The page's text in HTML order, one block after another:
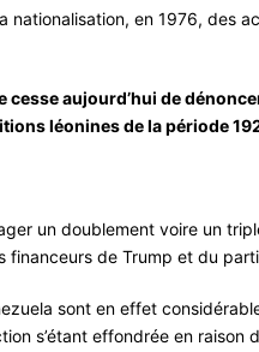
nationalisation, en 1976, des
cesse aujourd’hui de
léonines de la période
un doublement voire un
financeurs de Trump et du
sont en effet
s’étant effondrée en